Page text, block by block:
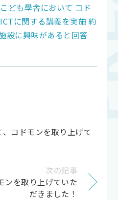
ども學舎において コド
に関する講義を実施 約
設に興味があると回答
、コドモンを取り上げて
次の記事
ンを取り上げていた
だきました！